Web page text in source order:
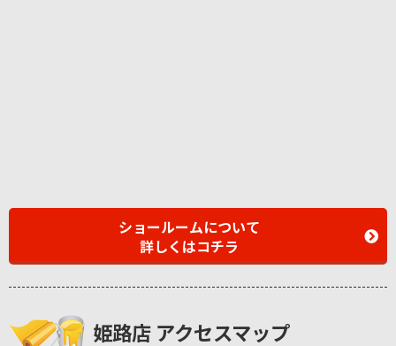
ショールームについて
詳しくはコチラ
姫路店 アクセスマップ